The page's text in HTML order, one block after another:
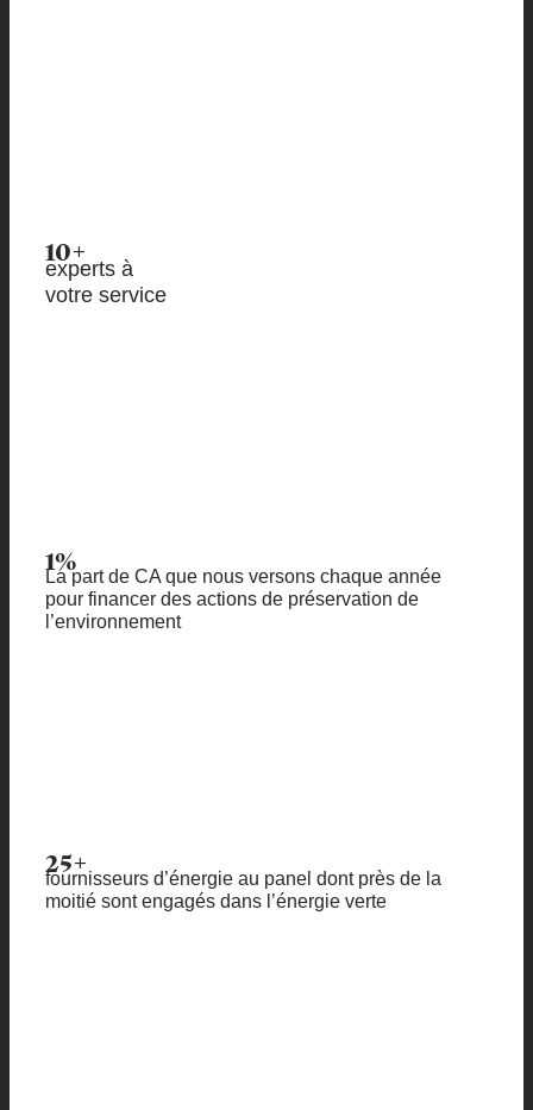
10+
experts à
votre service
25+
fournisseurs d’énergie au panel dont près de la
moitié sont engagés dans l’énergie verte
1%
La part de CA que nous versons chaque année
pour financer des actions de préservation de
l’environnement